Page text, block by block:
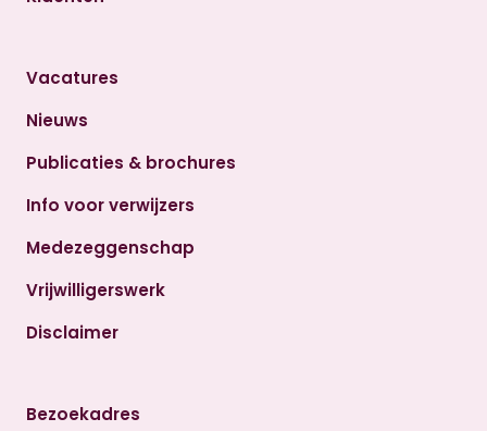
Vacatures
Nieuws
Publicaties & brochures
Info voor verwijzers
Medezeggenschap
Vrijwilligerswerk
Disclaimer
Bezoekadres